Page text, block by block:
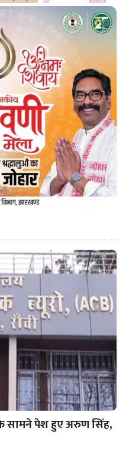
सामने पेश हुए अरुण सिंह,